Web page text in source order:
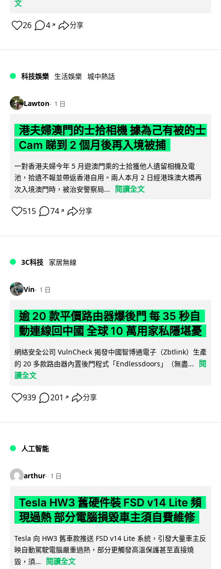
文
26 4 ↗ 分享
科技娛樂 生活娛樂 城中熱話
Lawton 1 日
港夫婦澳門的士拾相機 據為己有被的士
Cam 睇到 2 個月後再入境被捕
一對香港夫婦今年 5 月遊澳門乘的士拾獲他人遺留相機及電
池，拾遺不報並帶返香港自用。兩人本月 2 日經港珠澳大橋再
次入境澳門時，被治安警察局...
閱讀全文
515 74 ↗ 分享
3C科技 家居無線
Vin 1 日
逾 20 款平價路由器爆後門 每 35 秒自
動連線回中國 全球 10 萬用家私隱堪憂
網絡安全公司 VulnCheck 揭發中國智博通電子（Zbtlink）生產
的 20 多款路由器內置後門程式「Endlessdoors」（無盡...
閱
讀全文
939 201 ↗ 分享
人工智能
arthur 1 日
Tesla HW3 舊硬件裝 FSD v14 Lite 頻
現過熱 部分電腦損毀車主須自費維修
Tesla 向 HW3 舊車款推送 FSD v14 Lite 系統，引發大量車主反
映自動駕駛電腦嚴重過熱，部分更觸發高溫保護甚至直接燒
毀，須...
閱讀全文